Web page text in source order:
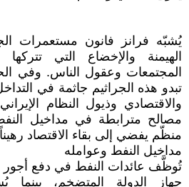
يُشبّه فرانز فانون مستعمرات
الهيمنة والإخضاع التي تتركها
المجتمعات وعقول الناس. وفي
تبدو هذه الجراثيم جاثمة في
والاقتصادي وذيول النظام
مصالح مترابطة في مداخيل
منظّم يفضي إلى بقاء الاقتصاد رهيناً
مداخيل النفط وعوامله
تُوظَّف عائدات النفط في دفع أجور
جهاز الدولة المتضخم،